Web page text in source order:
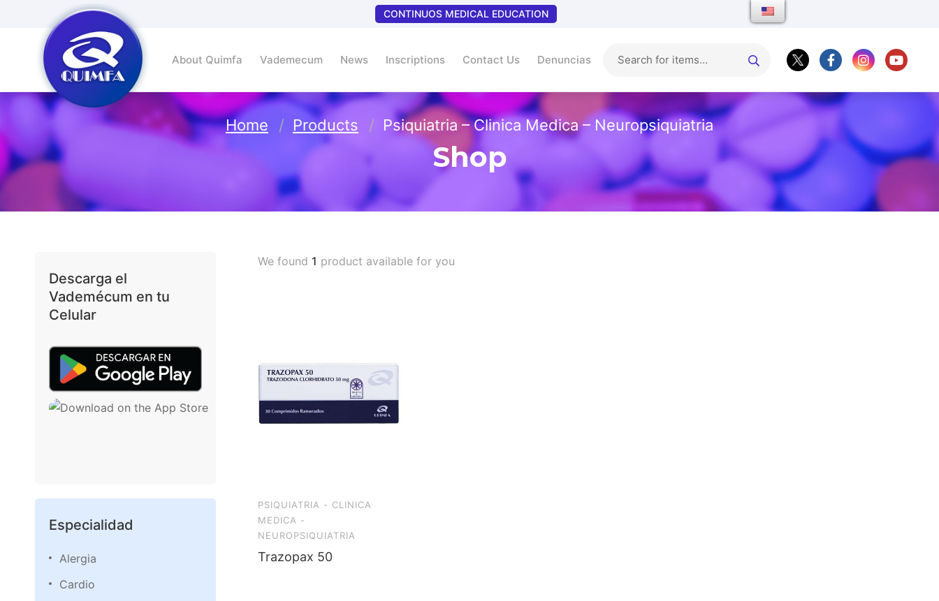
CONTINUOS MEDICAL EDUCATION
About Quimfa Vademecum News Inscriptions Contact Us Denuncias
Shop
Home Products Psiquiatria – Clinica Medica – Neuropsiquiatria
Descarga el
Vademécum en tu
Celular
Especialidad
Alergia
Cardio
We found 1 product available for you
PSIQUIATRIA - CLINICA
MEDICA -
NEUROPSIQUIATRIA
Trazopax 50